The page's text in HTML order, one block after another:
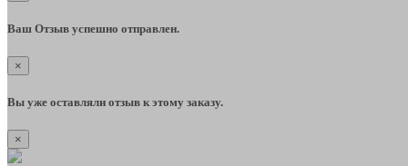
Ваш Отзыв успешно отправлен.
×
Вы уже оставляли отзыв к этому заказу.
×